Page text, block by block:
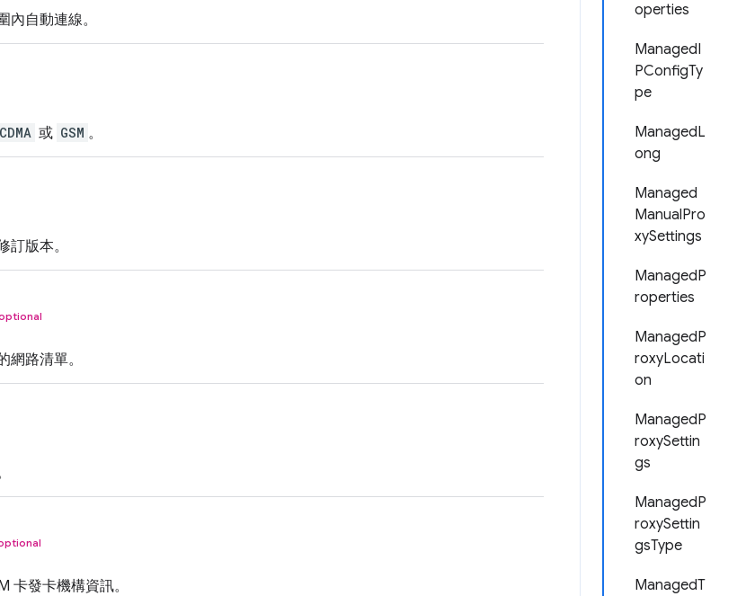
operties
ManagedI
PConfigTy
pe
ManagedL
ong
Managed
ManualPro
xySettings
ManagedP
roperties
ManagedP
roxyLocati
on
ManagedP
roxySettin
gs
ManagedP
roxySettin
gsType
ManagedT
內自動連線。
CDMA 或 GSM 。
版本。
網路清單。
卡發卡機構資訊。